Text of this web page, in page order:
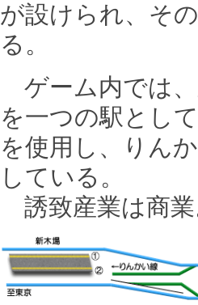
が設けられ、そ
る。
ゲーム内では
を一つの駅とし
を使用し、りん
している。
誘致産業は商